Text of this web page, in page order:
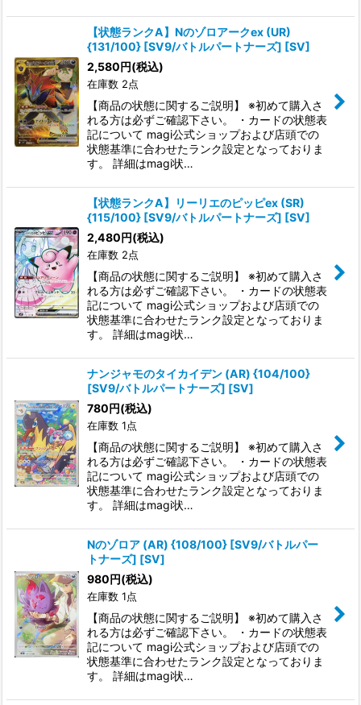
【状態ランクA】Nのゾロアークex (UR)
{131/100} [SV9/バトルパートナーズ] [SV]
2,580円(税込)
在庫数 2点
【商品の状態に関するご説明】 ※初めて購入さ
れる方は必ずご確認下さい。 ・カードの状態表
記について magi公式ショップおよび店頭での
状態基準に合わせたランク設定となっておりま
す。 詳細はmagi状…
【状態ランクA】リーリエのピッピex (SR)
{115/100} [SV9/バトルパートナーズ] [SV]
2,480円(税込)
在庫数 2点
【商品の状態に関するご説明】 ※初めて購入さ
れる方は必ずご確認下さい。 ・カードの状態表
記について magi公式ショップおよび店頭での
状態基準に合わせたランク設定となっておりま
す。 詳細はmagi状…
ナンジャモのタイカイデン (AR) {104/100}
[SV9/バトルパートナーズ] [SV]
780円(税込)
在庫数 1点
【商品の状態に関するご説明】 ※初めて購入さ
れる方は必ずご確認下さい。 ・カードの状態表
記について magi公式ショップおよび店頭での
状態基準に合わせたランク設定となっておりま
す。 詳細はmagi状…
Nのゾロア (AR) {108/100} [SV9/バトルパー
トナーズ] [SV]
980円(税込)
在庫数 1点
【商品の状態に関するご説明】 ※初めて購入さ
れる方は必ずご確認下さい。 ・カードの状態表
記について magi公式ショップおよび店頭での
状態基準に合わせたランク設定となっておりま
す。 詳細はmagi状…